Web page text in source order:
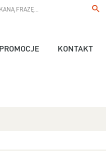
PROMOCJE KONTAKT